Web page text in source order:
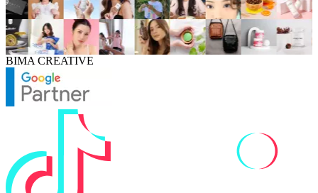
BIMA CREATIVE